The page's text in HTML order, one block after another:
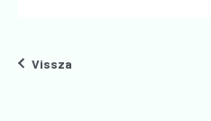
Vissza